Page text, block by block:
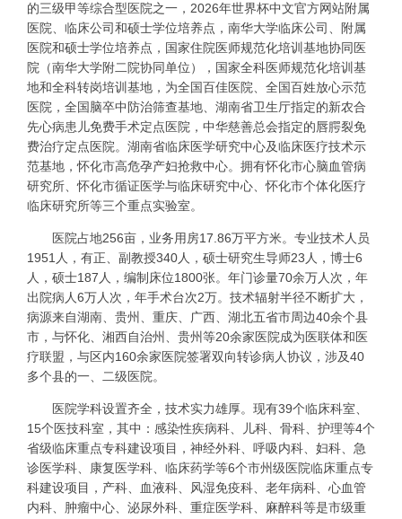
的三级甲等综合型医院之一，2026年世界杯中文官方网站附属
医院、临床公司和硕士学位培养点，南华大学临床公司、附属
医院和硕士学位培养点，国家住院医师规范化培训基地协同医
院（南华大学附二院协同单位），国家全科医师规范化培训基
地和全科转岗培训基地，为全国百佳医院、全国百姓放心示范
医院，全国脑卒中防治筛查基地、湖南省卫生厅指定的新农合
先心病患儿免费手术定点医院，中华慈善总会指定的唇腭裂免
费治疗定点医院。湖南省临床医学研究中心及临床医疗技术示
范基地，怀化市高危孕产妇抢救中心。拥有怀化市心脑血管病
研究所、怀化市循证医学与临床研究中心、怀化市个体化医疗
临床研究所等三个重点实验室。
医院占地256亩，业务用房17.86万平方米。专业技术人员
1951人，有正、副教授340人，硕士研究生导师23人，博士6
人，硕士187人，编制床位1800张。年门诊量70余万人次，年
出院病人6万人次，年手术台次2万。技术辐射半径不断扩大，
病源来自湖南、贵州、重庆、广西、湖北五省市周边40余个县
市，与怀化、湘西自治州、贵州等20余家医院成为医联体和医
疗联盟，与区内160余家医院签署双向转诊病人协议，涉及40
多个县的一、二级医院。
医院学科设置齐全，技术实力雄厚。现有39个临床科室、
15个医技科室，其中：感染性疾病科、儿科、骨科、护理等4个
省级临床重点专科建设项目，神经外科、呼吸内科、妇科、急
诊医学科、康复医学科、临床药学等6个市州级医院临床重点专
科建设项目，产科、血液科、风湿免疫科、老年病科、心血管
内科、肿瘤中心、泌尿外科、重症医学科、麻醉科等是市级重